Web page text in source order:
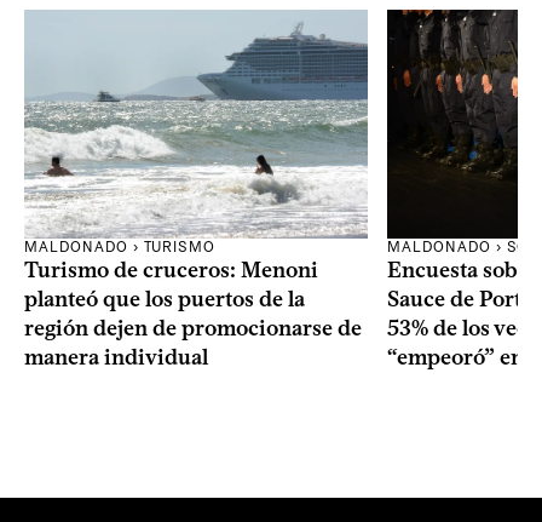
MALDONADO › TURISMO
Turismo de cruceros: Menoni
planteó que los puertos de la
región dejen de promocionarse de
manera individual
MALDONADO ›
Encuesta
Sauce de
53% de los
“empeoró” en